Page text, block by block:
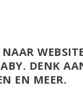
DENK
EN MEER.